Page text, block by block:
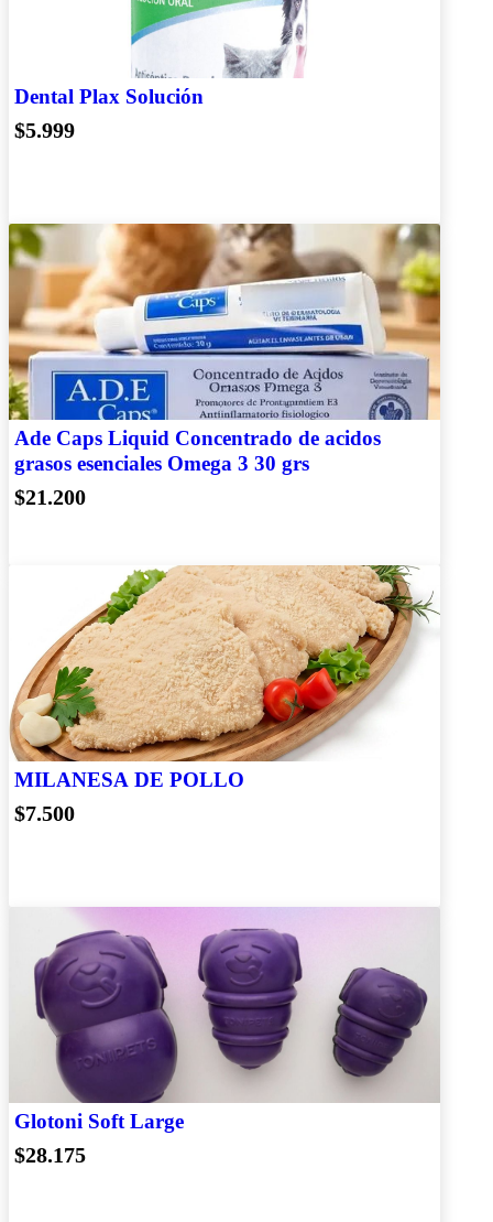
Dental Plax Solución
$5.999
Ade Caps Liquid Concentrado de acidos
grasos esenciales Omega 3 30 grs
$21.200
MILANESA DE POLLO
$7.500
Glotoni Soft Large
$28.175